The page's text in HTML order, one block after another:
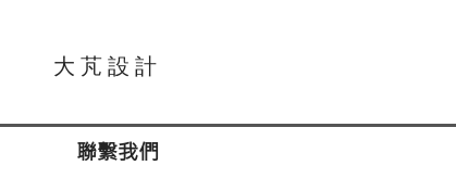
大 芃 設 計
聯繫我們